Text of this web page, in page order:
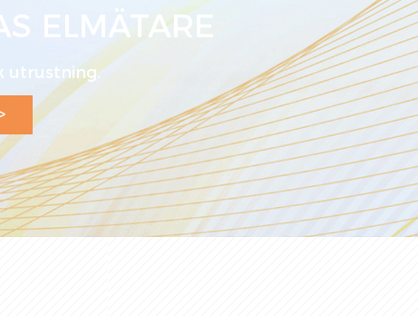
ELMÄTARE
utrustning.